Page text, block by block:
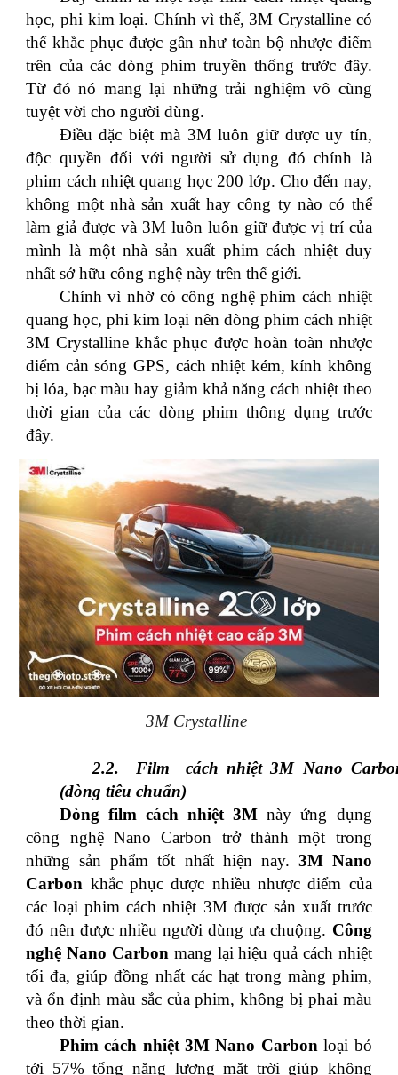
học, phi kim loại. Chính vì thế, 3M Crystalline có
thể khắc phục được gần như toàn bộ nhược điểm
trên của các dòng phim truyền thống trước đây.
Từ đó nó mang lại những trải nghiệm vô cùng
tuyệt vời cho người dùng.
Điều đặc biệt mà 3M luôn giữ được uy tín,
độc quyền đối với người sử dụng đó chính là
phim cách nhiệt quang học 200 lớp. Cho đến nay,
không một nhà sản xuất hay công ty nào có thể
làm giả được và 3M luôn luôn giữ được vị trí của
mình là một nhà sản xuất phim cách nhiệt duy
nhất sở hữu công nghệ này trên thế giới.
Chính vì nhờ có công nghệ phim cách nhiệt
quang học, phi kim loại nên dòng phim cách nhiệt
3M Crystalline khắc phục được hoàn toàn nhược
điểm cản sóng GPS, cách nhiệt kém, kính không
bị lóa, bạc màu hay giảm khả năng cách nhiệt theo
thời gian của các dòng phim thông dụng trước
đây.
3M Crystalline
2.2.
Film cách nhiệt 3M Nano
(dòng tiêu chuẩn)
Dòng film cách nhiệt 3M này ứng dụng
công nghệ Nano Carbon trở thành một trong
những sản phẩm tốt nhất hiện nay. 3M Nano
Carbon khắc phục được nhiều nhược điểm của
các loại phim cách nhiệt 3M được sản xuất trước
đó nên được nhiều người dùng ưa chuộng. Công
nghệ Nano Carbonmang lại hiệu quả cách nhiệt
tối đa, giúp đồng nhất các hạt trong màng phim,
và ổn định màu sắc của phim, không bị phai màu
theo thời gian.
Phim cách nhiệt 3M Nano Carbonloại bỏ
tới 57% tổng năng lượng mặt trời giúp không